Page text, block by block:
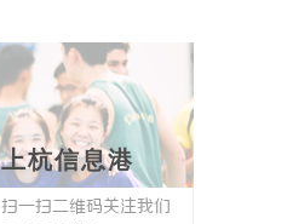
上杭信息港
扫一扫二维码关注我们